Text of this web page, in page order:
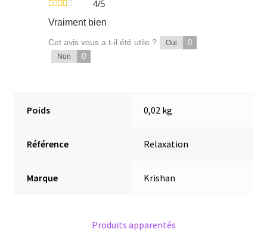
4/5
Vraiment bien
Cet avis vous a t-il été utile ? Oui 0
Non 0
Poids 0,02 kg
Référence Relaxation
Marque Krishan
Produits apparentés